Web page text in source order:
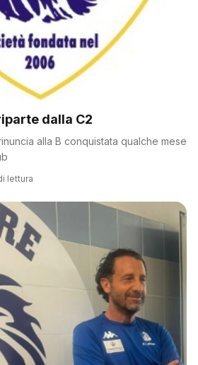
dalla C2
alla B conquistata qualche mese
lettura